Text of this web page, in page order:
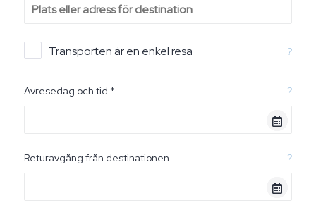
Transporten är en enkel resa ?
Avresedag och tid * ?
Returavgång från destinationen ?